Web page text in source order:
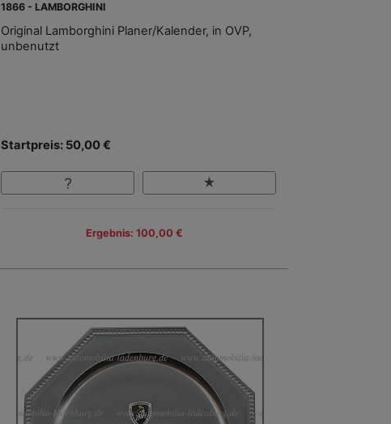
1866 - LAMBORGHINI
Original Lamborghini Planer/Kalender, in OVP,
unbenutzt
Startpreis: 50,00 €
Ergebnis: 100,00 €